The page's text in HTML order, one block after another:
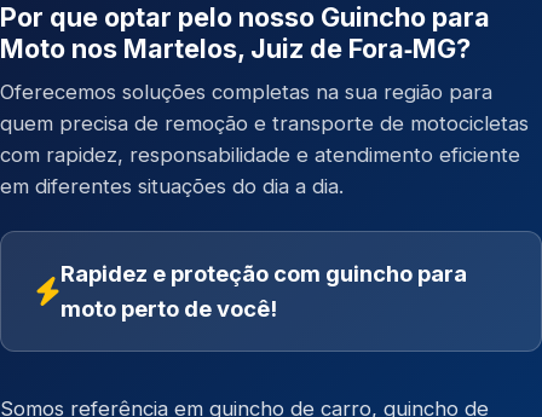
Por que optar pelo nosso Guincho para
Moto nos Martelos, Juiz de Fora‑MG?
Oferecemos soluções completas na sua região para
quem precisa de remoção e transporte de motocicletas
com rapidez, responsabilidade e atendimento eficiente
em diferentes situações do dia a dia.
Rapidez e proteção com guincho para
moto perto de você!
Somos referência em guincho de carro, guincho de